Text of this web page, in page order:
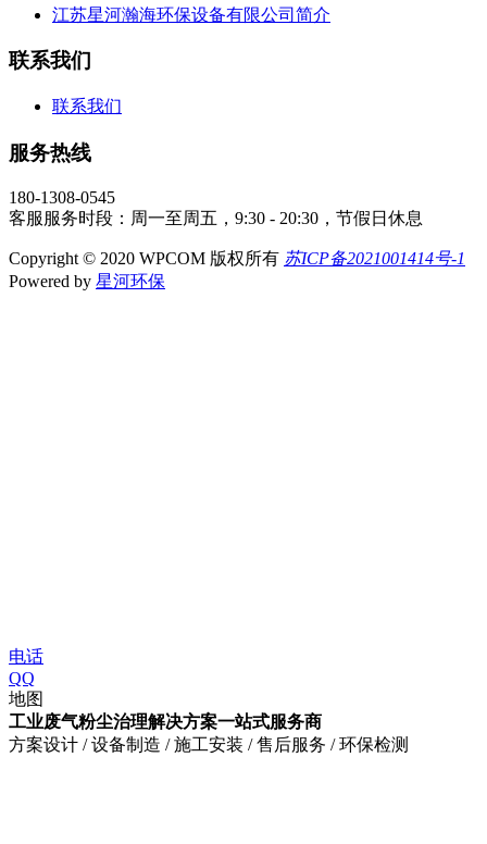
江苏星河瀚海环保设备有限公司简介
联系我们
联系我们
服务热线
180-1308-0545
客服服务时段：周一至周五，9:30 - 20:30，节假日休息
Copyright © 2020 WPCOM 版权所有 苏ICP备2021001414号-1
Powered by 星河环保
电话
QQ
地图
工业废气粉尘治理解决方案一站式服务商
方案设计 / 设备制造 / 施工安装 / 售后服务 / 环保检测